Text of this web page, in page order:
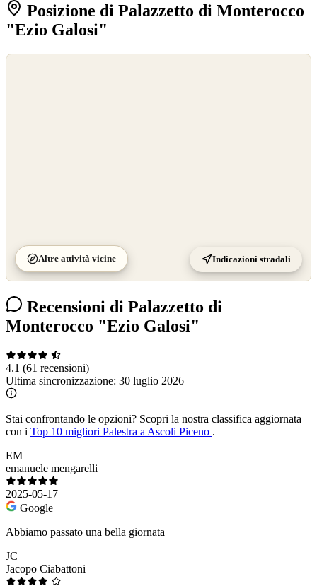
Posizione di Palazzetto di Monterocco
"Ezio Galosi"
Altre attività vicine Indicazioni stradali
Recensioni di Palazzetto di
Monterocco "Ezio Galosi"
4.1 (61 recensioni)
Ultima sincronizzazione: 30 luglio 2026
Stai confrontando le opzioni? Scopri la nostra classifica aggiornata
con i Top 10 migliori Palestra a Ascoli Piceno .
EM
emanuele mengarelli
2025-05-17
Google
Abbiamo passato una bella giornata
JC
Jacopo Ciabattoni